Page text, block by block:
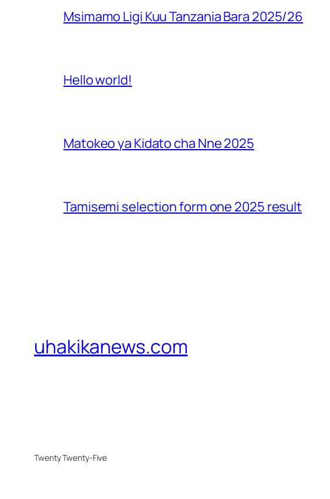
Msimamo Ligi Kuu Tanzania Bara 2025/26
Hello world!
Matokeo ya Kidato cha Nne 2025
Tamisemi selection form one 2025 result
uhakikanews.com
Twenty Twenty-Five